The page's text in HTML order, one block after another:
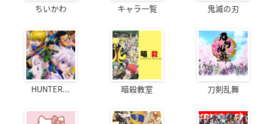
ちいかわ キャラ一覧 鬼滅の刃
HUNTER... 暗殺教室 刀剣乱舞